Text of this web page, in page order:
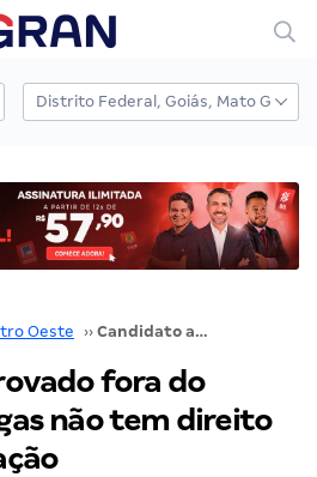
Oeste ›› Candidato aprovado fora do número de vagas não tem direito certo a nomeação
fora do
não tem direito